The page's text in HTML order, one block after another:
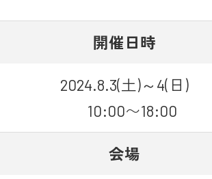
開催日時
2024.8.3(土)～4(日)
10:00〜18:00
会場